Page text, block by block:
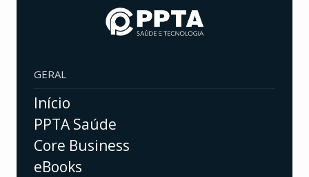
GERAL
Início
PPTA Saúde
Core Business
eBooks